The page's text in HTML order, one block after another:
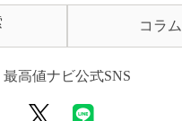
コラム
最高値ナビ公式SNS